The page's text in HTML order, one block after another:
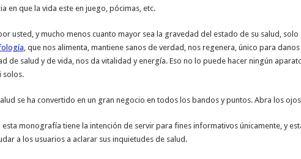
en que la vida este en juego, pócimas, etc.
usted, y mucho menos cuanto mayor sea la gravedad del estado de su salud, solo
, que nos alimenta, mantiene sanos de verdad, nos regenera, único para danos
de salud y de vida, nos da vitalidad y energía. Eso no lo puede hacer ningún
solos.
se ha convertido en un gran negocio en todos los bandos y puntos. Abra los
monografía tiene la intención de servir para fines informativos únicamente, y
a los usuarios a aclarar sus inquietudes de salud.